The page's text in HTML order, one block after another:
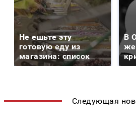
Не ешьте эту
готовую еду из
магазина: список
В
Следующая